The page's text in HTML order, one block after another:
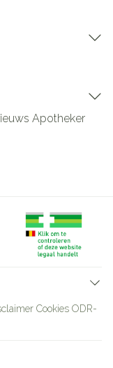
Apotheker
Cookies ODR-